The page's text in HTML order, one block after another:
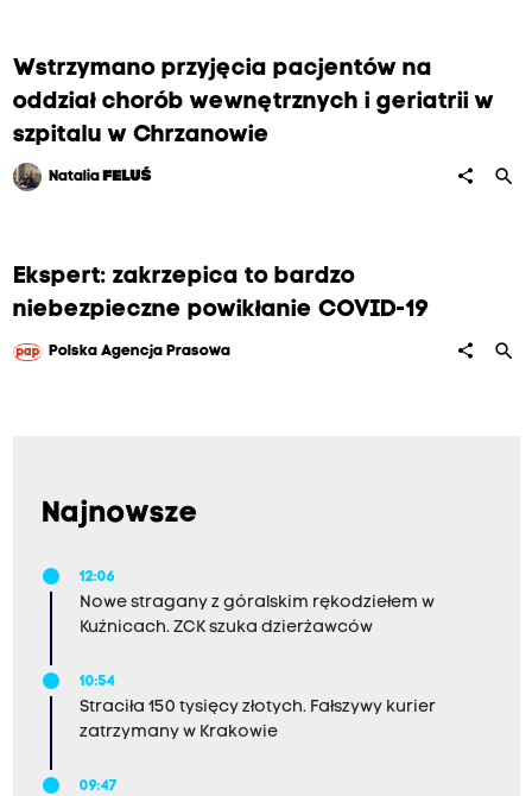
Wstrzymano przyjęcia pacjentów na
oddział chorób wewnętrznych i geriatrii w
szpitalu w Chrzanowie
Natalia FELUŚ share search
Ekspert: zakrzepica to bardzo
niebezpieczne powikłanie COVID-19
Polska Agencja Prasowa share search
Najnowsze
12:06
Nowe stragany z góralskim rękodziełem w
Kuźnicach. ZCK szuka dzierżawców
10:54
Straciła 150 tysięcy złotych. Fałszywy kurier
zatrzymany w Krakowie
09:47